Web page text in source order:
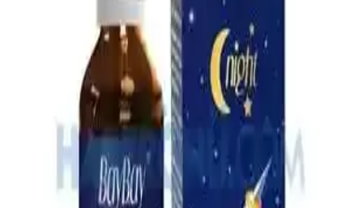
Omo hijyen ürünleri, çocuklar ve ev kullanımı için etkili temizlik ve
hijyen sağlar, çok yönlü ürün yelpazesiyle günlük yaşamda güvenilir
4 Aylık Bebekler İçin Ek Gıda Rehberi: Temel İlkeler
ve Uygulamalar
4 aylık bebekler için ek gıda süreci, gelişimsel belirtiler ve hijyen
kurallarıyla sağlıklı beslenme alışkanlıklarının kazanılması üzerine
En İyi Bebek Çantası Seçimi: Dayanıklı, Pratik ve
Ergonomik Modeller Rehberi